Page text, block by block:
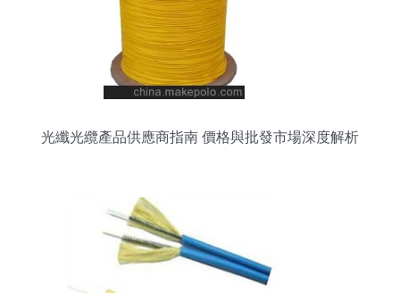
光纖光纜產品供應商指南 價格與批發市場深度解析